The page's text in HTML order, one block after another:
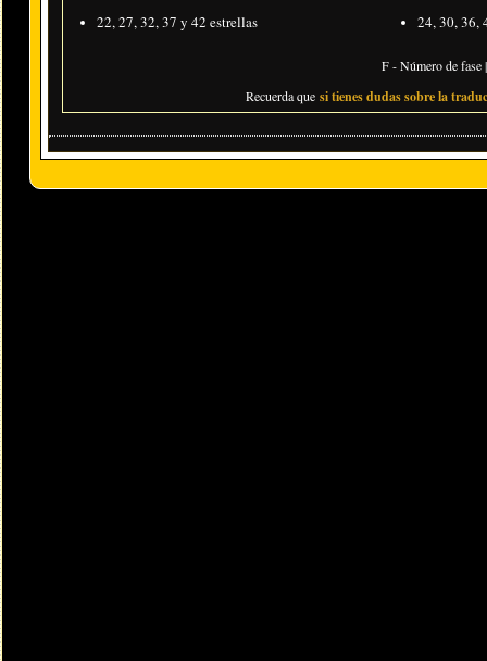
22, 27, 32, 37 y 42 estrellas
24, 30, 36,
F - Número de fase
Recuerda que si tienes dudas sobre la